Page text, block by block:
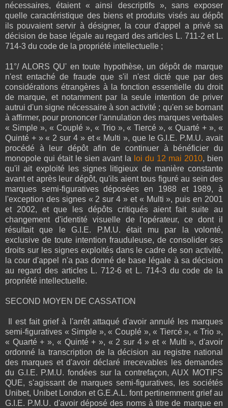
nécessaires, étaient « ainsi descriptifs », sans exposer
quelle caractéristique des biens et produits visés au dépôt
ils pouvaient servir à désigner, la cour d'appel a privé sa
décision de base légale au regard des articles L. 711-2 et L.
714-3 du code de la propriété intellectuelle ;
11°/ ALORS QU' en toute hypothèse, un dépôt de marque
n'est entaché de fraude que s'il n'est dicté que par des
considérations étrangères à la fonction essentielle du droit
de marque, et notamment par la seule intention de priver
autrui d'un signe nécessaire à son activité ; qu'en se bornant
à affirmer, pour prononcer l'annulation des marques verbales
« Simple », « Couplé », « Trio », « Tiercé », « Quarté + », «
Quinté + » « 2 sur 4 » et « Multi », que le G.I.E. P.M.U. avait
procédé à leur dépôt afin de continuer à bénéficier du
monopole qui était le sien avant la loi du 12 mai 2010, bien
qu'il ait exploité les signes litigieux de manière constante
avant et après leur dépôt, qu'ils aient tous figuré au sein des
marques semi-figuratives déposées en 1988 et 1989, à
l'exception des signes « 2 sur 4 » et « Multi », puis en 2001
et 2002, et que les dépôts critiqués aient fait suite au
changement d'identité visuelle de l'opérateur, ce dont il
résultait que le G.I.E. P.M.U. était mu par la volonté,
exclusive de toute intention frauduleuse, de consolider ses
droits sur les signes exploités dans le cadre de son activité,
la cour d'appel n'a pas donné de base légale à sa décision
au regard des articles L. 712-6 et L. 714-3 du code de la
propriété intellectuelle.
SECOND MOYEN DE CASSATION
Il est fait grief à l'arrêt attaqué d'avoir annulé les marques
semi-figuratives « Simple », « Couplé », « Tiercé », « Trio »,
« Quarté + », « Quinté + », « 2 sur 4 » et « Multi », d'avoir
ordonné la transcription de la décision au registre national
des marques et d'avoir déclaré irrecevables les demandes
du G.I.E. P.M.U. fondées sur la contrefaçon, AUX MOTIFS
QUE, s'agissant de marques semi-figuratives, les sociétés
Unibet, Unibet London et G.E.A.L. font pertinemment grief au
G.I.E. P.M.U. d'avoir déposé des noms à titre de marque en